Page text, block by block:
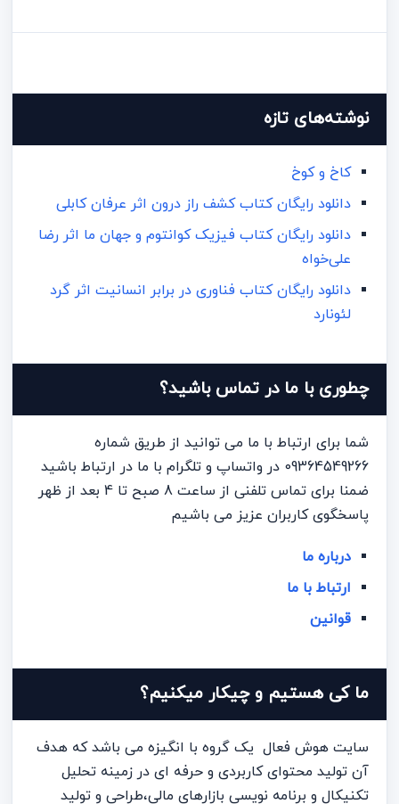
نوشته‌های تازه
کاخ و کوخ
دانلود رایگان کتاب کشف راز درون اثر عرفان کابلی
دانلود رایگان کتاب فیزیک کوانتوم و جهان ما اثر رضا
علی‌خواه
دانلود رایگان کتاب فناوری در برابر انسانیت اثر گرد
لئونارد
چطوری با ما در تماس باشید؟
شما برای ارتباط با ما می توانید از طریق شماره
09364549266 در واتساپ و تلگرام با ما در ارتباط باشید
ضمنا برای تماس تلفنی از ساعت 8 صبح تا 4 بعد از ظهر
پاسخگوی کاربران عزیز می باشیم
درباره ما
ارتباط با ما
قوانین
ما کی هستیم و چیکار میکنیم؟
سایت هوش فعال یک گروه با انگیزه می باشد که هدف
آن تولید محتوای کاربردی و حرفه ای در زمینه تحلیل
تکنیکال و برنامه نویسی بازارهای مالی،طراحی و تولید